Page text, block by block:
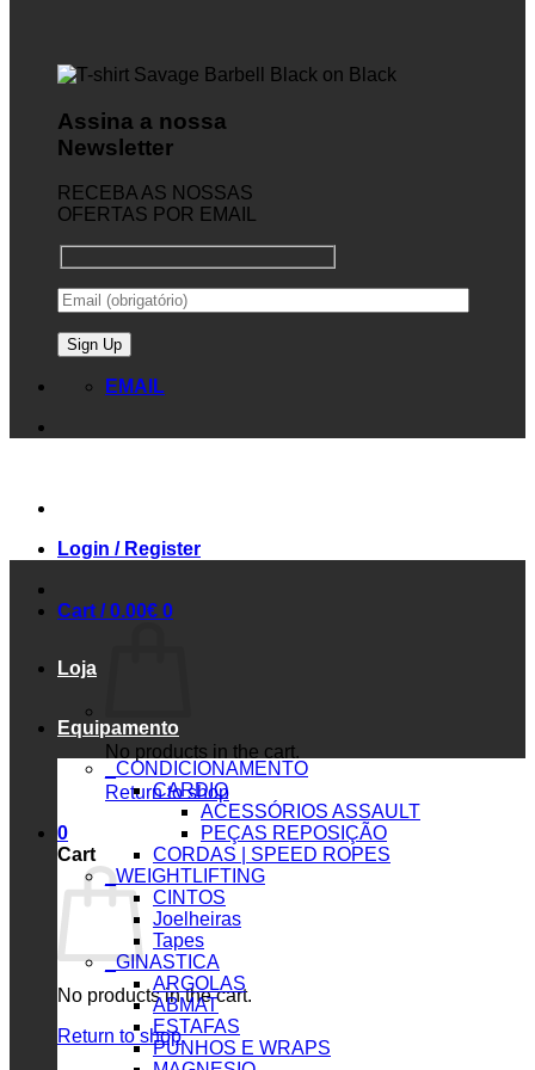
Assina a nossa
Newsletter
RECEBA AS NOSSAS
OFERTAS POR EMAIL
EMAIL
Login / Register
Cart /0.00€ 0
No products in the cart.
Return to shop
0
Cart
No products in the cart.
Return to shop
Loja
Equipamento
_CONDICIONAMENTO
CARDIO
ACESSÓRIOS ASSAULT
PEÇAS REPOSIÇÃO
CORDAS | SPEED ROPES
_WEIGHTLIFTING
CINTOS
Joelheiras
Tapes
_GINASTICA
ARGOLAS
ABMAT
ESTAFAS
PUNHOS E WRAPS